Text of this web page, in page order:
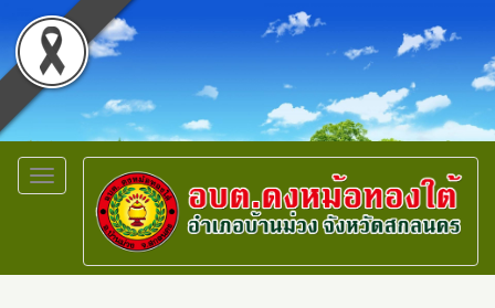
Toggle
navigation